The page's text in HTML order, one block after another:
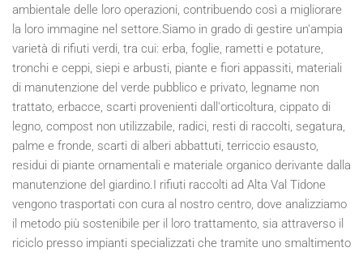
ambientale delle loro operazioni, contribuendo così a migliorare
la loro immagine nel settore.Siamo in grado di gestire un'ampia
varietà di rifiuti verdi, tra cui: erba, foglie, rametti e potature,
tronchi e ceppi, siepi e arbusti, piante e fiori appassiti, materiali
di manutenzione del verde pubblico e privato, legname non
trattato, erbacce, scarti provenienti dall'orticoltura, cippato di
legno, compost non utilizzabile, radici, resti di raccolti, segatura,
palme e fronde, scarti di alberi abbattuti, terriccio esausto,
residui di piante ornamentali e materiale organico derivante dalla
manutenzione del giardino.I rifiuti raccolti ad Alta Val Tidone
vengono trasportati con cura al nostro centro, dove analizziamo
il metodo più sostenibile per il loro trattamento, sia attraverso il
riciclo presso impianti specializzati che tramite uno smaltimento